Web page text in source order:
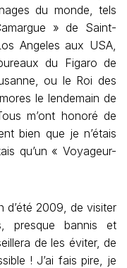
du monde, tels
» de Saint-
Angeles aux USA,
du Figaro de
ou le Roi des
le lendemain de
m’ont honoré de
bien que je n’étais
qu’un « Voyageur-
d’été 2009, de visiter
presque bannis et
de les éviter, de
! J’ai fais pire, je